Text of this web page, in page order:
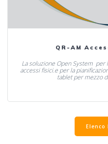
QR-AM
La soluzione Open System per
accessi fisici.e per la
tablet per mezzo
Elenco